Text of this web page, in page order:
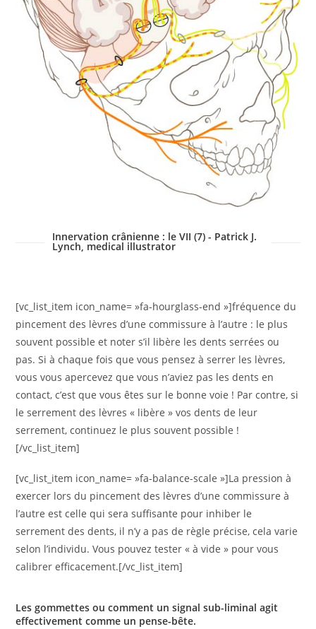
Innervation crânienne : le VII (7) - Patrick J.
Lynch, medical illustrator
[vc_list_item icon_name= »fa-hourglass-end »]fréquence du
pincement des lèvres d’une commissure à l’autre : le plus
souvent possible et noter s’il libère les dents serrées ou
pas. Si à chaque fois que vous pensez à serrer les lèvres,
vous vous apercevez que vous n’aviez pas les dents en
contact, c’est que vous êtes sur le bonne voie ! Par contre, si
le serrement des lèvres « libère » vos dents de leur
serrement, continuez le plus souvent possible !
[/vc_list_item]
[vc_list_item icon_name= »fa-balance-scale »]La pression à
exercer lors du pincement des lèvres d’une commissure à
l’autre est celle qui sera suffisante pour inhiber le
serrement des dents, il n’y a pas de règle précise, cela varie
selon l’individu. Vous pouvez tester « à vide » pour vous
calibrer efficacement.[/vc_list_item]
Les gommettes ou comment un signal sub-liminal agit
effectivement comme un pense-bête.